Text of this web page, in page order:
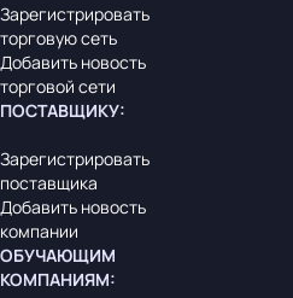
Зарегистрировать
торговую сеть
Добавить новость
торговой сети
ПОСТАВЩИКУ:
Зарегистрировать
поставщика
Добавить новость
компании
ОБУЧАЮЩИМ
КОМПАНИЯМ: